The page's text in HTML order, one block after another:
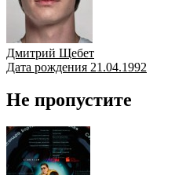
Дмитрий Щебет
Дата рождения 21.04.1992
Не пропустите